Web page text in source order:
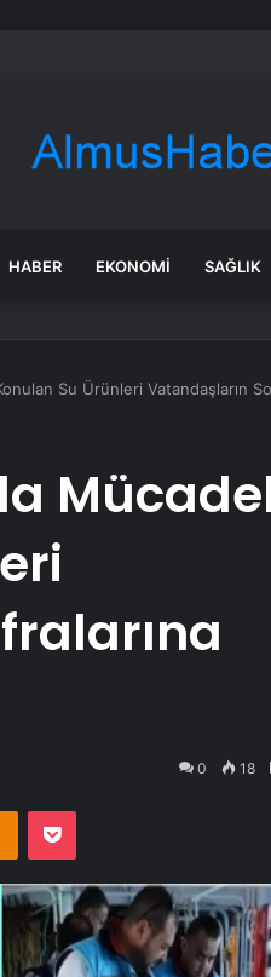
market ve bakkallarda yeni
HABER EKONOMI SAĞLIK
Su Ürünleri Vatandaşların
0 18
Odnoklassniki
Pocket